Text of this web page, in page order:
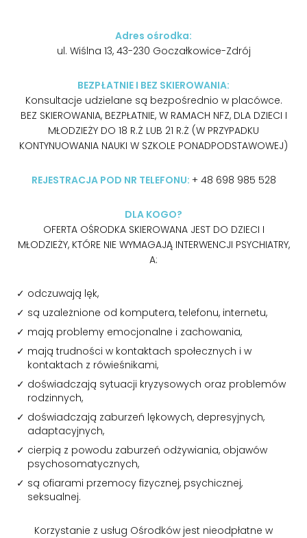
Adres ośrodka:
ul. Wiślna 13, 43-230 Goczałkowice-Zdrój
BEZPŁATNIE I BEZ SKIEROWANIA:
Konsultacje udzielane są bezpośrednio w placówce.
BEZ SKIEROWANIA, BEZPŁATNIE, W RAMACH NFZ, DLA DZIECI I
MŁODZIEŻY DO 18 R.Ż LUB 21 R.Ż (W PRZYPADKU
KONTYNUOWANIA NAUKI W SZKOLE PONADPODSTAWOWEJ)
REJESTRACJA POD NR TELEFONU: + 48 698 985 528
DLA KOGO?
OFERTA OŚRODKA SKIEROWANA JEST DO DZIECI I
MŁODZIEŻY, KTÓRE NIE WYMAGAJĄ INTERWENCJI PSYCHIATRY,
A:
odczuwają lęk,
są uzależnione od komputera, telefonu, internetu,
mają problemy emocjonalne i zachowania,
mają trudności w kontaktach społecznych i w
kontaktach z rówieśnikami,
doświadczają sytuacji kryzysowych oraz problemów
rodzinnych,
doświadczają zaburzeń lękowych, depresyjnych,
adaptacyjnych,
cierpią z powodu zaburzeń odżywiania, objawów
psychosomatycznych,
są ofiarami przemocy fizycznej, psychicznej,
seksualnej.
Korzystanie z usług Ośrodków jest nieodpłatne w